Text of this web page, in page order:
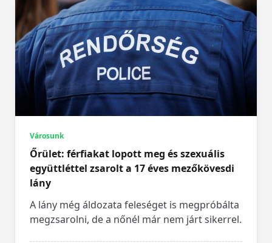
Városunk
Őrület: férfiakat lopott meg és szexuális
együttléttel zsarolt a 17 éves mezőkövesdi
lány
A lány még áldozata feleséget is megpróbálta
megzsarolni, de a nőnél már nem járt sikerrel.